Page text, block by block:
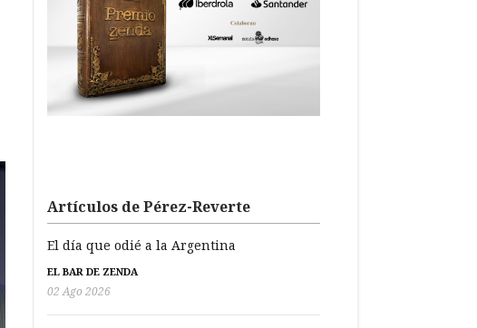
Artículos de Pérez-Reverte
El día que odié a la Argentina
EL BAR DE ZENDA
02 Ago 2026